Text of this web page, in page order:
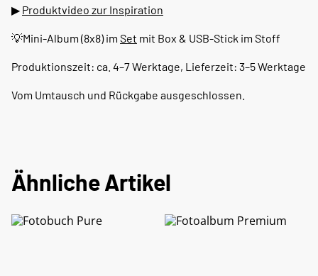
▶ Produktvideo zur Inspiration
💡Mini-Album (8x8) im Set mit Box & USB-Stick im Stoff
Produktionszeit: ca. 4–7 Werktage, Lieferzeit: 3–5 Werktage
Vom Umtausch und Rückgabe ausgeschlossen.
Ähnliche Artikel